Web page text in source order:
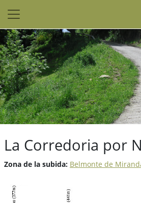
La Corredoria por
Zona de la subida: Belmonte de